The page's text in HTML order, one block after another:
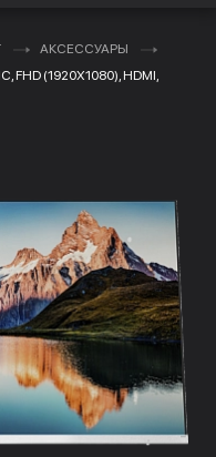
АКСЕССУАРЫ
FHD (1920X1080), HDMI,